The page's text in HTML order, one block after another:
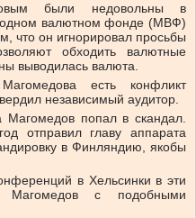
были недовольны в
валютном фонде (МВФ)
что он игнорировал просьбы
обходить валютные
выводилась валюта.
есть конфликт
независимый аудитор.
Магомедов попал в скандал.
отправил главу аппарата
в Финляндию, якобы
в Хельсинки в эти
с подобными